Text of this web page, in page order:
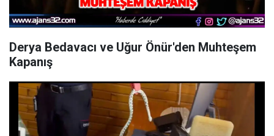
Derya Bedavacı ve Uğur Önür'den Muhteşem
Kapanış